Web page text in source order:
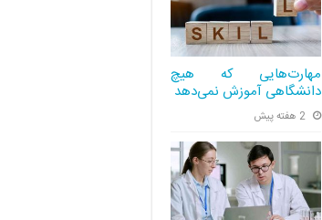
مهارت‌هایی که هیچ
دانشگاهی آموزش نمی‌دهد
2 هفته پیش